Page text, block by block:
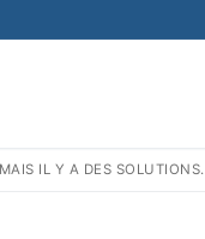
IL Y A DES SOLUTIONS.